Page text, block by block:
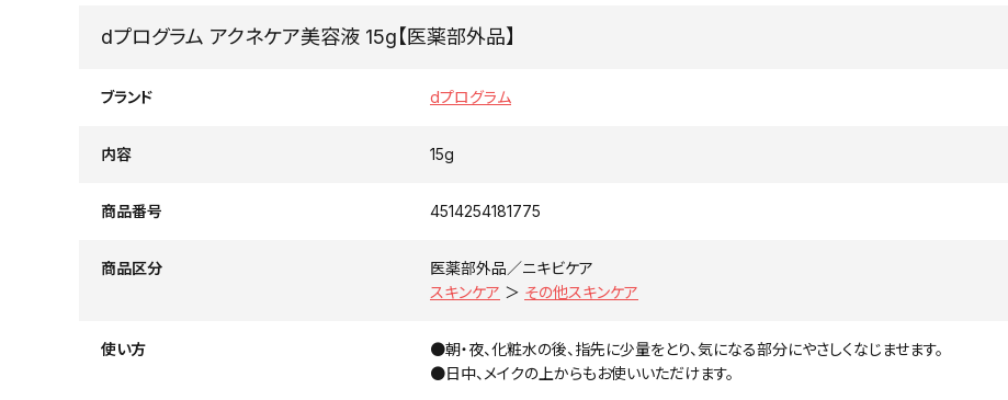
dプログラム アクネケア美容液 15g【医薬部外品】
ブランド dプログラム
内容 15g
商品番号 4514254181775
商品区分
医薬部外品／ニキビケア
スキンケア ＞ その他スキンケア
使い方
●朝・夜、化粧水の後、指先に少量をとり、気になる部分にやさしくなじませます。
●日中、メイクの上からもお使いいただけます。